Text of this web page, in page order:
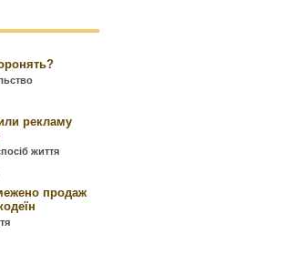
рекламу
життя
продаж